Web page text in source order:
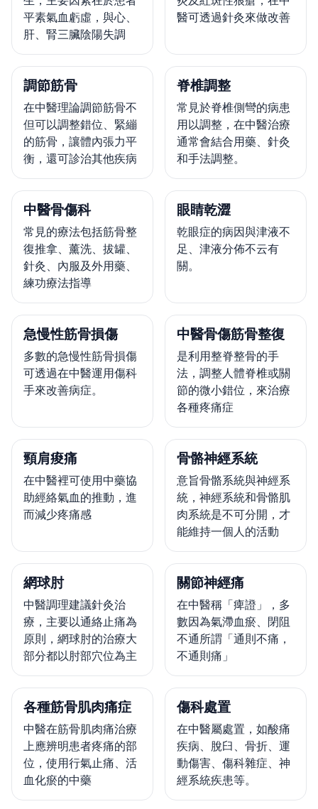
平素氣血虧虛，與心、
肝、腎三臟陰陽失調
醫可透過針灸來做改善
調節筋骨
在中醫理論調節筋骨不
但可以調整錯位、緊繃
的筋骨，讓體內張力平
衡，還可診治其他疾病
脊椎調整
常見於脊椎側彎的病患
用以調整，在中醫治療
通常會結合用藥、針灸
和手法調整。
中醫骨傷科
常見的療法包括筋骨整
復推拿、薰洗、拔罐、
針灸、內服及外用藥、
練功療法指導
眼睛乾澀
乾眼症的病因與津液不
足、津液分佈不云有
關。
急慢性筋骨損傷
多數的急慢性筋骨損傷
可透過在中醫運用傷科
手來改善病症。
中醫骨傷筋骨整復
是利用整脊整骨的手
法，調整人體脊椎或關
節的微小錯位，來治療
各種疼痛症
頸肩痠痛
在中醫裡可使用中藥協
助經絡氣血的推動，進
而減少疼痛感
骨骼神經系統
意旨骨骼系統與神經系
統，神經系統和骨骼肌
肉系統是不可分開，才
能維持一個人的活動
網球肘
中醫調理建議針灸治
療，主要以通絡止痛為
原則，網球肘的治療大
部分都以肘部穴位為主
關節神經痛
在中醫稱「痺證」，多
數因為氣滯血瘀、閉阻
不通所謂「通則不痛，
不通則痛」
各種筋骨肌肉痛症
中醫在筋骨肌肉痛治療
上應辨明患者疼痛的部
位，使用行氣止痛、活
血化瘀的中藥
傷科處置
在中醫屬處置，如酸痛
疾病、脫臼、骨折、運
動傷害、傷科雜症、神
經系統疾患等。